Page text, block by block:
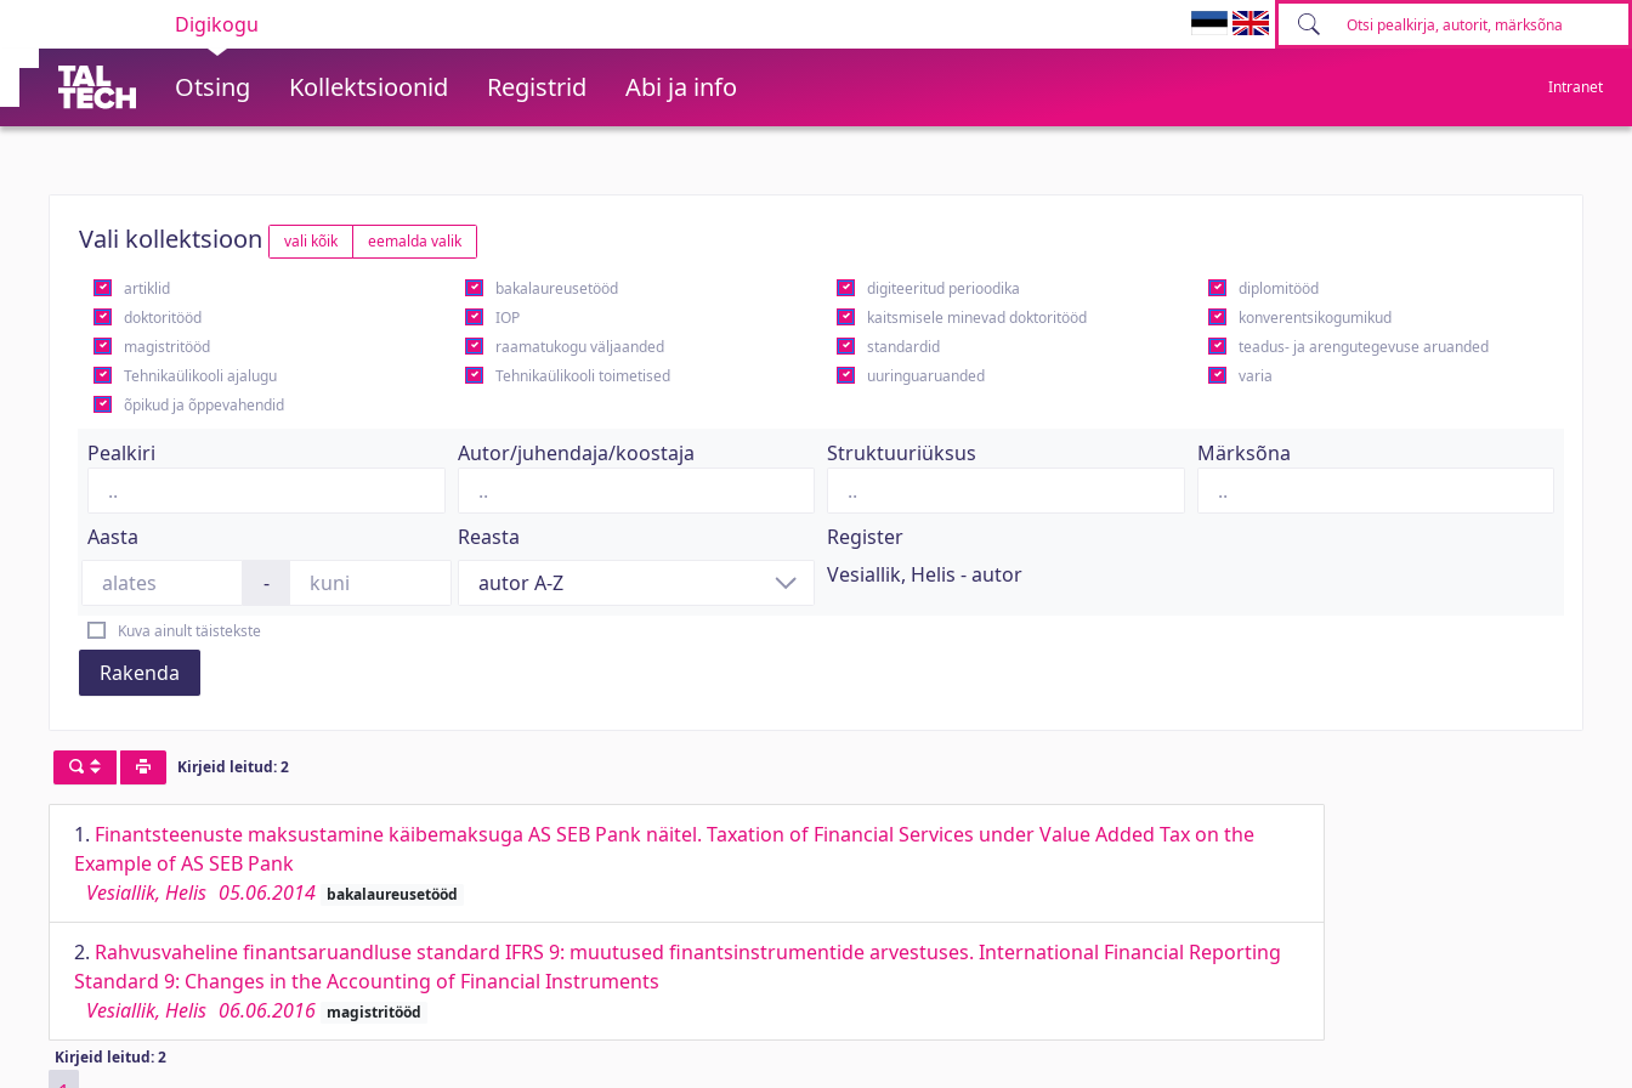
Digikogu
Otsing Kollektsioonid Registrid Abi ja info Intranet
Vali kollektsioon vali kõik eemalda valik
artiklid bakalaureusetööd digiteeritud perioodika
diplomitööd
doktoritööd
IOP kaitsmisele minevad doktoritööd
konverentsikogumikud
magistritööd
raamatukogu väljaanded standardid
teadus- ja arengutegevuse aruanded
Tehnikaülikooli ajalugu
Tehnikaülikooli toimetised uuringuaruanded
varia
õpikud ja õppevahendid
Pealkiri Autor/juhendaja/koostaja Struktuuriüksus Märksõna
Aasta
-
Reasta
Register
Vesiallik, Helis - autor
Kuva ainult täistekste
Rakenda
Kirjeid leitud: 2
1. Finantsteenuste maksustamine käibemaksuga AS SEB Pank näitel. Taxation of Financial Services under Value Added Tax on the
Example of AS SEB Pank
Vesiallik, Helis 05.06.2014 bakalaureusetööd
2. Rahvusvaheline finantsaruandluse standard IFRS 9: muutused finantsinstrumentide arvestuses. International Financial Reporting
Standard 9: Changes in the Accounting of Financial Instruments
Vesiallik, Helis 06.06.2016 magistritööd
Kirjeid leitud: 2